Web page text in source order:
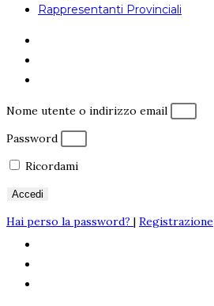
Rappresentanti Provinciali
Nome utente o indirizzo email
Password
Ricordami
Accedi
Hai perso la password? | Registrazione